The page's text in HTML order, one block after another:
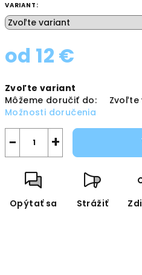
VARIANT:
od 12 €
cena:
Zvoľte variant
Môžeme doručiť do:
Zvoľte
Možnosti doručenia
+
−
Opýtať sa Strážiť